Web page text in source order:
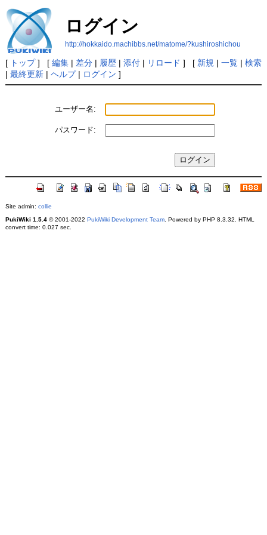
ログイン
http://hokkaido.machibbs.net/matome/?kushiroshichou
[ トップ] [ 編集| 差分| 履歴| 添付| リロード ] [ 新規 | 一覧| 検索
| 最終更新| ヘルプ| ログイン ]
ユーザー名:
パスワード:
Site admin: collie
PukiWiki 1.5.4© 2001-2022 PukiWiki Development Team. Powered by PHP 8.3.32. HTML
convert time: 0.027 sec.